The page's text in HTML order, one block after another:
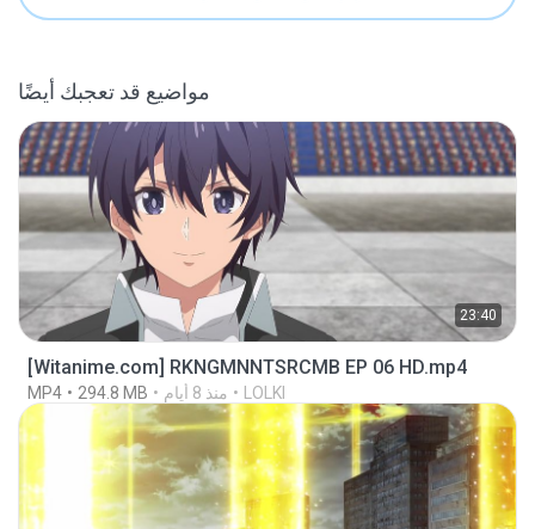
مواضيع قد تعجبك أيضًا
23:40
[Witanime.com] RKNGMNNTSRCMB EP 06 HD.mp4
MP4 294.8 MB منذ 8 أيام LOLKI